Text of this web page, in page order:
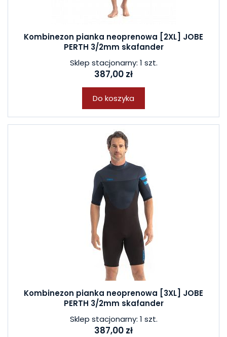
Kombinezon pianka neoprenowa [2XL] JOBE
PERTH 3/2mm skafander
Sklep stacjonarny: 1 szt.
387,00 zł
Do koszyka
Kombinezon pianka neoprenowa [3XL] JOBE
PERTH 3/2mm skafander
Sklep stacjonarny: 1 szt.
387,00 zł